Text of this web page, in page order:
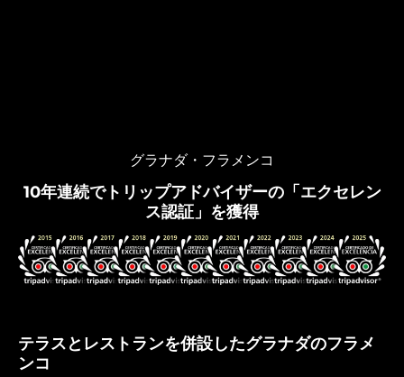
グラナダ・フラメンコ
10年連続でトリップアドバイザーの「エクセレン
ス認証」を獲得
テラスとレストランを併設したグラナダのフラメ
ンコ